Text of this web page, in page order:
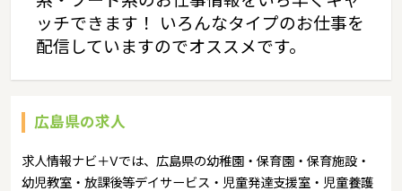
ッチできます！ いろんなタイプのお仕事を
配信していますのでオススメです。
広島県の求人
求人情報ナビ＋Vでは、広島県の幼稚園・保育園・保育施設・
幼児教室・放課後等デイサービス・児童発達支援室・児童養護